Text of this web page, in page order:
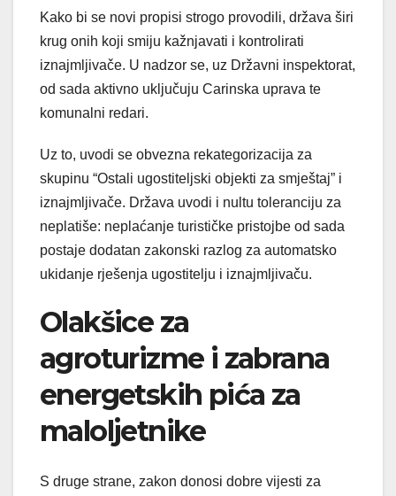
Kako bi se novi propisi strogo provodili, država širi
krug onih koji smiju kažnjavati i kontrolirati
iznajmljivače. U nadzor se, uz Državni inspektorat,
od sada aktivno uključuju Carinska uprava te
komunalni redari.
Uz to, uvodi se obvezna rekategorizacija za
skupinu “Ostali ugostiteljski objekti za smještaj” i
iznajmljivače. Država uvodi i nultu toleranciju za
neplatiše: neplaćanje turističke pristojbe od sada
postaje dodatan zakonski razlog za automatsko
ukidanje rješenja ugostitelju i iznajmljivaču.
Olakšice za
agroturizme i zabrana
energetskih pića za
maloljetnike
S druge strane, zakon donosi dobre vijesti za